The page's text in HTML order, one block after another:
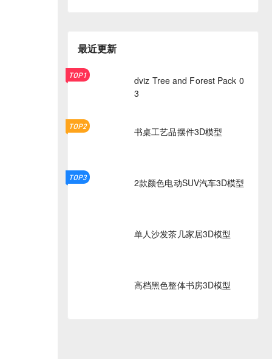
最近更新
TOP1
dviz Tree and Forest Pack 0
3
TOP2 书桌工艺品摆件3D模型
TOP3 2款颜色电动SUV汽车3D模型
单人沙发茶几家居3D模型
高档黑色整体书房3D模型